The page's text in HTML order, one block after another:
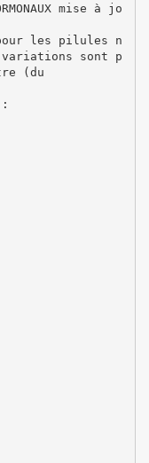
mise à jo
les pilules n
variations sont p
(du